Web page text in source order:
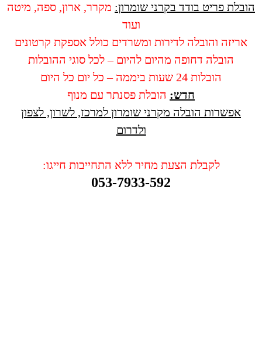
הובלת פריט בודד בקרני שומרון: מקרר, ארון, ספה, מיטה
ועוד
אריזה והובלה לדירות ומשרדים כולל אספקת קרטונים
הובלה דחופה מהיום להיום – לכל סוגי ההובלות
הובלות 24 שעות ביממה – כל יום כל היום
חדש: הובלת פסנתר עם מנוף
אפשרות הובלה מקרני שומרון למרכז, לשרון, לצפון
ולדרום
לקבלת הצעת מחיר ללא התחייבות חייגו:
053-7933-592